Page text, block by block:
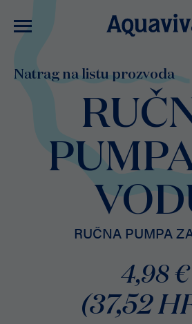
Natrag na listu prozvoda
RUČNA PUMPA
4,98 €
(37,52